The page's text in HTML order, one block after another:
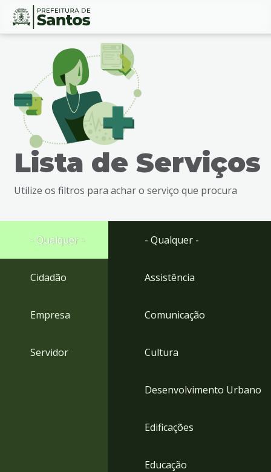
Ir
busca
Ir
rodapé
Conteúdo
Lista de Serviços
Utilize os filtros para achar o serviço que procura
- Qualquer -
Cidadão
Empresa
Servidor
- Qualquer -
Assistência
Comunicação
Cultura
Desenvolvimento Urbano
Edificações
Educação